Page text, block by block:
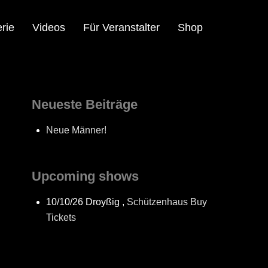
Videos Für Veranstalter Shop
Neueste Beiträge
Neue Männer!
Upcoming shows
10/10/26 Droyßig , Schützenhaus Buy
Tickets